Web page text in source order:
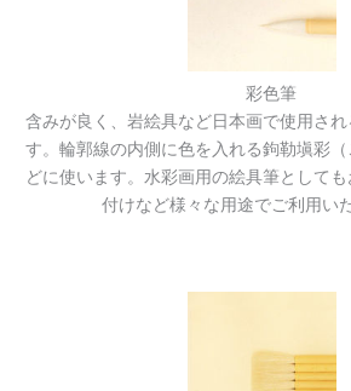
彩色筆
含みが良く、岩絵具など日本画で使用さ
す。輪郭線の内側に色を入れる鉤勒塡彩
どに使います。水彩画用の絵具筆として
付けなど様々な用途でご利用い